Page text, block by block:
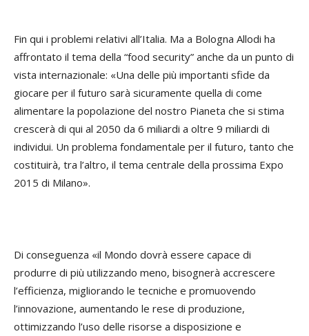
Fin qui i problemi relativi all’Italia. Ma a Bologna Allodi ha
affrontato il tema della “food security” anche da un punto di
vista internazionale: «Una delle più importanti sfide da
giocare per il futuro sarà sicuramente quella di come
alimentare la popolazione del nostro Pianeta che si stima
crescerà di qui al 2050 da 6 miliardi a oltre 9 miliardi di
individui. Un problema fondamentale per il futuro, tanto che
costituirà, tra l’altro, il tema centrale della prossima Expo
2015 di Milano».
Di conseguenza «il Mondo dovrà essere capace di
produrre di più utilizzando meno, bisognerà accrescere
l’efficienza, migliorando le tecniche e promuovendo
l’innovazione, aumentando le rese di produzione,
ottimizzando l’uso delle risorse a disposizione e